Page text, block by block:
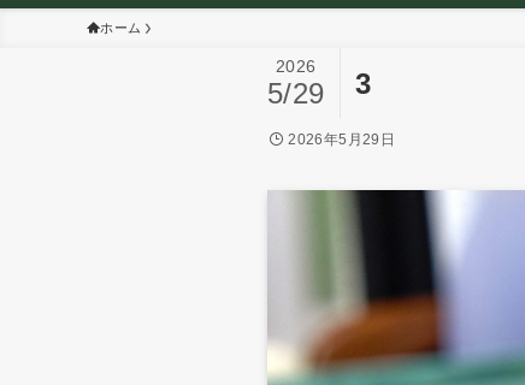
ホーム
3
2026
5/29
2026年5月29日